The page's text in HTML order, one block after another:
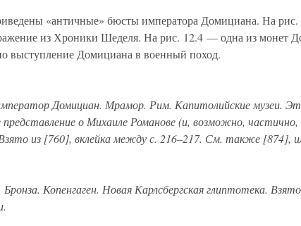
«античные» бюсты императора Домициана. На
из Хроники Шеделя. На рис. 12.4 — одна из монет
выступление Домициана в военный поход.
Домициан. Мрамор. Рим. Капитолийские музеи.
представление о Михаиле Романове (и, возможно,
из [760], вклейка между с. 216–217. См. также [874],
Копенгаген. Новая Карлсбергская глиптотека.